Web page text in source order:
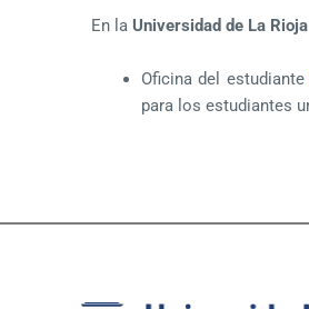
En la Universidad de La Rioja
Oficina del estudiante
para los estudiantes